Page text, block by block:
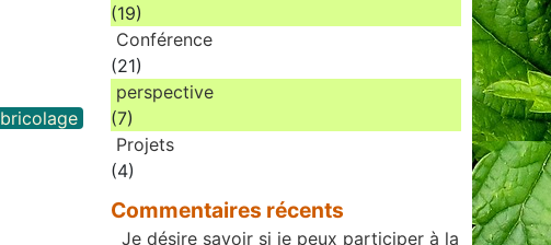
bricolage
(19)
Conférence
(21)
perspective
(7)
Projets
(4)
Commentaires récents
Je désire savoir si je peux participer à la